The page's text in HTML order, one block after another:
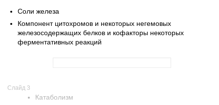
Соли железа
Компонент цитохромов и некоторых негемовых
железосодержащих белков и кофакторы некоторых
ферментативных реакций
Слайд 3
Катаболизм